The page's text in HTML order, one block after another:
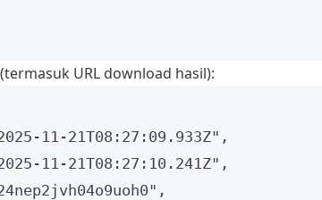
URL download hasil):
11-21T08:27:09.933Z" ,
11-21T08:27:10.241Z" ,
" ,